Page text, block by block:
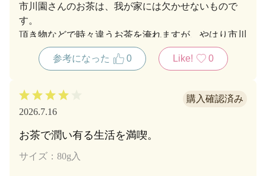
市川園さんのお茶は、我が家には欠かせないもので
す。
頂き物などで時々違うお茶を淹れますが、やはり市川
園さんのお茶に戻ると「あぁ美味しいなぁ」としみじ
み思います。参考になった 0 Like! 0
2026.7.16
お茶で潤い有る生活を満喫。
サイズ：80g入